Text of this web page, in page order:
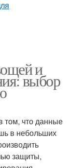
и
выбор
том, что данные
в небольших
защиты,